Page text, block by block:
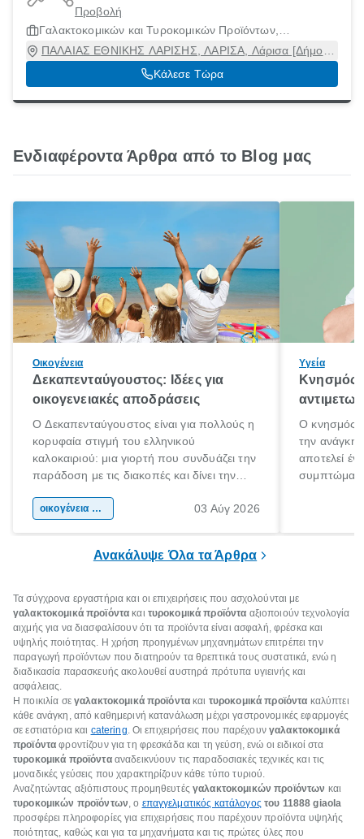
ΓΑΛΑΚΤΟΠΑΡΑΓΩΓΗΣ ΘΕΣΣΑΛΙΑΣ
Κ ΠΙΕΡΙΑΣ
Προβολή
Γαλακτοκομικών και Τυροκομικών Προϊόντων,
Μηχανήματα και Πρώτες Ύλες
ΠΑΛΑΙΑΣ ΕΘΝΙΚΗΣ ΛΑΡΙΣΗΣ, ΛΑΡΙΣΑ, Λάρισα [Δήμος],
Λάρισα
Κάλεσε Τώρα
Ενδιαφέροντα Άρθρα από το Blog μας
Οικογένεια
Δεκαπενταύγουστος: Ιδέες για
οικογενειακές αποδράσεις
Ο Δεκαπενταύγουστος είναι για πολλούς η
κορυφαία στιγμή του ελληνικού
καλοκαιριού: μια γιορτή που συνδυάζει την
παράδοση με τις διακοπές και δίνει την
χώρας. Είτε πρόκειται για λίγες μέρες
οικογένεια & παιδί 03 Αύγ 2026
Υγεία
Κνησμός:
Ο κνησμός
την ανάγκη
αποτελεί
Ανακάλυψε Όλα τα Άρθρα
Τα σύγχρονα εργαστήρια και οι επιχειρήσεις που ασχολούνται με
γαλακτοκομικά προϊόντα και τυροκομικά προϊόντα αξιοποιούν τεχνολογία
αιχμής για να διασφαλίσουν ότι τα προϊόντα είναι ασφαλή, φρέσκα και
υψηλής ποιότητας. Η χρήση προηγμένων μηχανημάτων επιτρέπει την
παραγωγή προϊόντων που διατηρούν τα θρεπτικά τους συστατικά, ενώ η
διαδικασία παρασκευής ακολουθεί αυστηρά πρότυπα υγιεινής και
ασφάλειας.
Η ποικιλία σε γαλακτοκομικά προϊόντα και τυροκομικά προϊόντα καλύπτει
κάθε ανάγκη, από καθημερινή κατανάλωση μέχρι γαστρονομικές εφαρμογές
σε εστιατόρια και catering. Οι επιχειρήσεις που παρέχουν γαλακτοκομικά
προϊόντα φροντίζουν για τη φρεσκάδα και τη γεύση, ενώ οι ειδικοί στα
τυροκομικά προϊόντααναδεικνύουν τις παραδοσιακές τεχνικές και τις
μοναδικές γεύσεις που χαρακτηρίζουν κάθε τύπο τυριού.
Αναζητώντας αξιόπιστους προμηθευτέςγαλακτοκομικών προϊόντων και
τυροκομικών προϊόντων, ο επαγγελματικός κατάλογος του 11888 giaola
προσφέρει πληροφορίες για επιχειρήσεις που παρέχουν προϊόντα υψηλής
ποιότητας, καθώς και για τα μηχανήματα και τις πρώτες ύλες που